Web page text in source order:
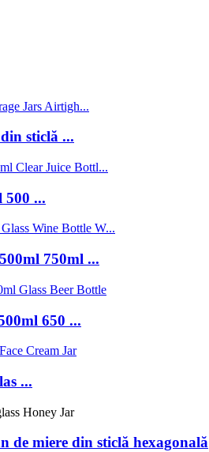
sticlă ...
500 ...
750ml ...
650 ...
...
de miere din sticlă hexagonală